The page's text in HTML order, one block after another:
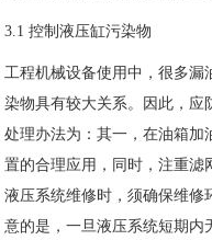
3.1 控制液压缸污染物
工程机械设备使用中，很多漏
染物具有较大关系。因此，应
处理办法为：其一，在油箱加
置的合理应用，同时，注重滤
液压系统维修时，须确保维修
意的是，一旦液压系统短期内